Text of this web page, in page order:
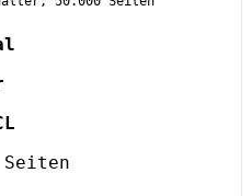
Seiten